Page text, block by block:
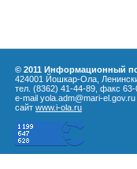
© 2011 Информационный
424001 Йошкар-Ола,
тел. (8362) 41-44-89, факс 63-
e-mail yola.adm@mari-el.gov.ru
сайт www.i-ola.ru